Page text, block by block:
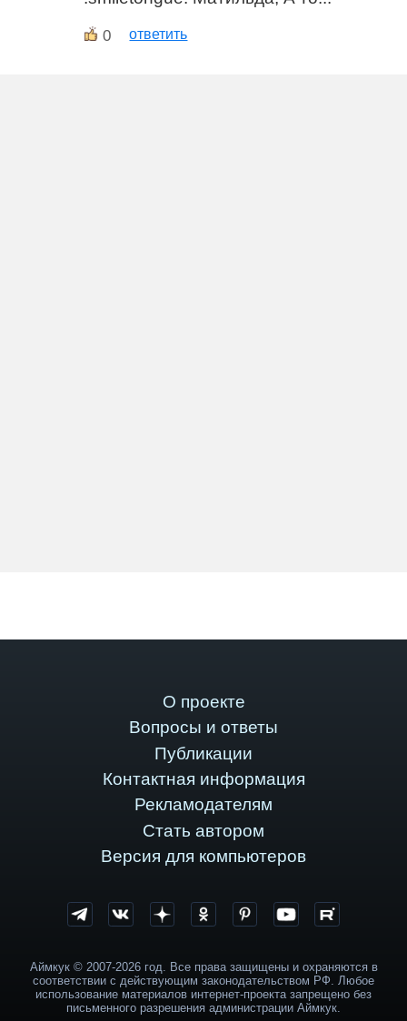
0 ответить
О проекте
Вопросы и ответы
Публикации
Контактная информация
Рекламодателям
Стать автором
Версия для компьютеров
Аймкук © 2007-2026 год. Все права защищены и охраняются в
соответствии с действующим законодательством РФ. Любое
использование материалов интернет-проекта запрещено без
письменного разрешения администрации Аймкук.